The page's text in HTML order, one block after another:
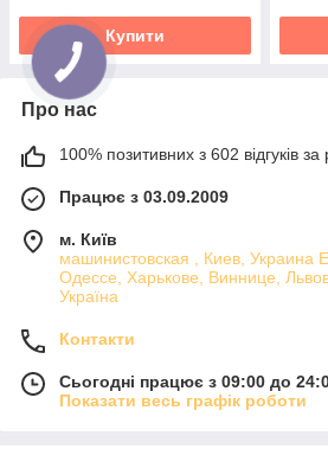
Купити
Про нас
100% позитивних з 602 відгуків за
Працює з 03.09.2009
м. Київ
машинистовская , Киев, Украина
Одессе, Харькове, Виннице,
Україна
Контакти
Сьогодні працює з 09:00 до
Показати весь графік роботи